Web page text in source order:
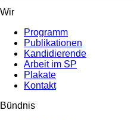
Wir
Programm
Publikationen
Kandidierende
Arbeit im SP
Plakate
Kontakt
Bündnis